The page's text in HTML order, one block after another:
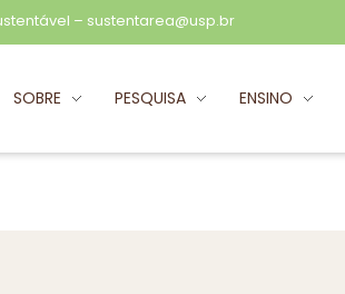
– sustentarea@usp.br
SOBRE PESQUISA ENSINO